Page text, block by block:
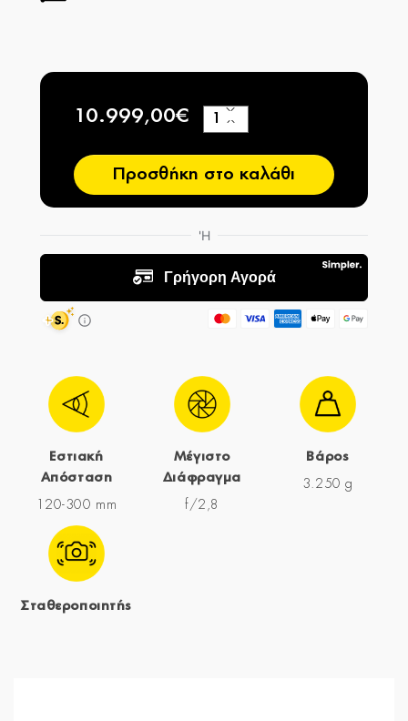
10.999,00€
−
+
Προσθήκη στο καλάθι
Εστιακή
Απόσταση
120-300 mm
Μέγιστο
Διάφραγμα
f/2,8
Βάρος
3.250 g
Σταθεροποιητής